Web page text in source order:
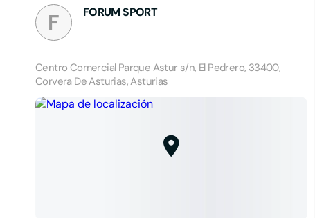
F FORUM SPORT
Centro Comercial Parque Astur s/n, El Pedrero, 33400,
Corvera De Asturias, Asturias